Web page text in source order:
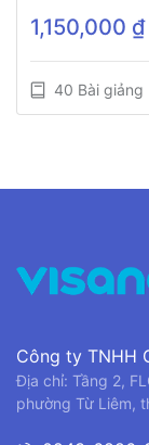
1,150,000 ₫
40 Bài giảng
Công ty TNHH
Địa chỉ: Tầng 2,
phường Từ Liêm,